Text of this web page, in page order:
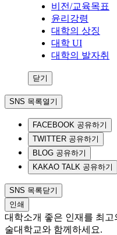
비전/교육목표
윤리강령
대학의 상징
대학 UI
대학의 발자취
닫기
SNS 목록열기
FACEBOOK 공유하기
TWITTER 공유하기
BLOG 공유하기
KAKAO TALK 공유하기
SNS 목록닫기
인쇄
대학소개 좋은 인재를 최고
술대학교와 함께하세요.